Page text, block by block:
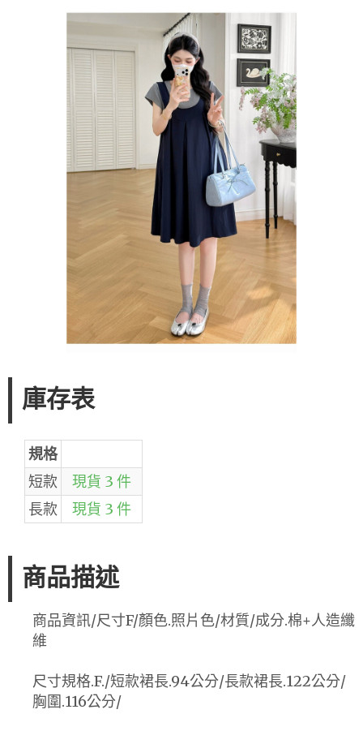
庫存表
規格
短款
現貨 3 件
長款
現貨 3 件
商品描述
商品資訊/尺寸F/顏色.照片色/材質/成分.棉+人造纖
維
尺寸規格.F./短款裙長.94公分/長款裙長.122公分/
胸圍.116公分/